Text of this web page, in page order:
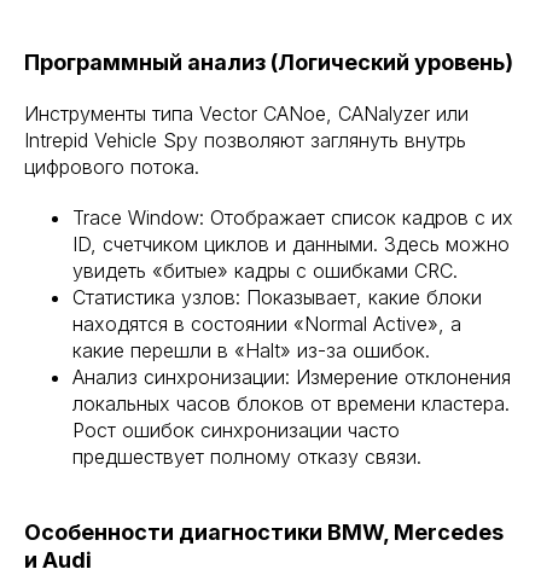
Программный анализ (Логический уровень)
Инструменты типа Vector CANoe, CANalyzer или
Intrepid Vehicle Spy позволяют заглянуть внутрь
цифрового потока.
Trace Window: Отображает список кадров с их
ID, счетчиком циклов и данными. Здесь можно
увидеть «битые» кадры с ошибками CRC.
Статистика узлов: Показывает, какие блоки
находятся в состоянии «Normal Active», а
какие перешли в «Halt» из-за ошибок.
Анализ синхронизации: Измерение отклонения
локальных часов блоков от времени кластера.
Рост ошибок синхронизации часто
предшествует полному отказу связи.
Особенности диагностики BMW, Mercedes
и Audi